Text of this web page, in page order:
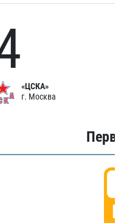
«ЦСКА»
г. Москва